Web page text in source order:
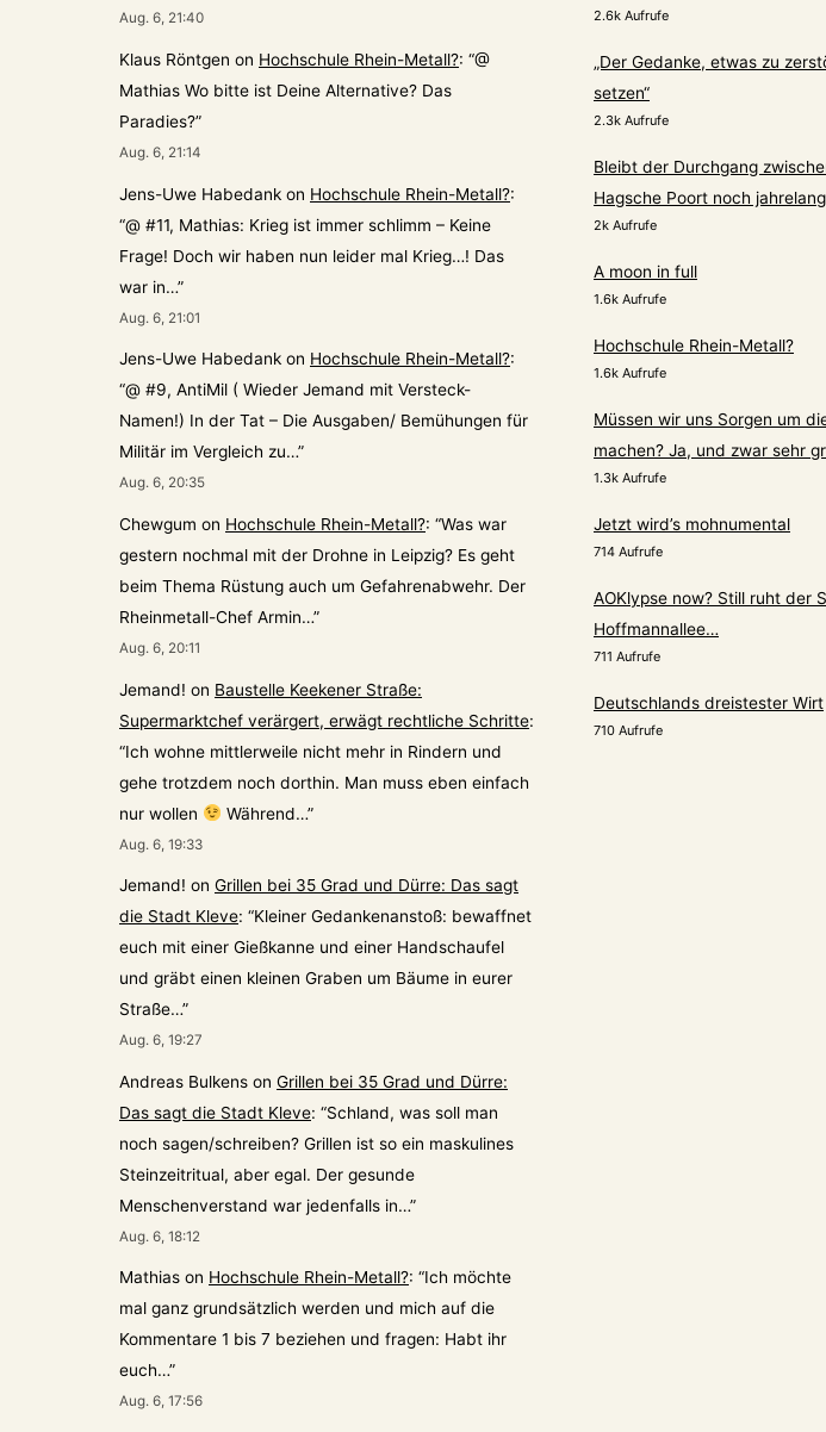
Aug. 6, 21:40
Klaus Röntgen on Hochschule Rhein-Metall?: “@
Mathias Wo bitte ist Deine Alternative? Das
Paradies?”
Aug. 6, 21:14
Jens-Uwe Habedank on Hochschule Rhein-Metall?:
“@ #11, Mathias: Krieg ist immer schlimm – Keine
Frage! Doch wir haben nun leider mal Krieg…! Das
war in…”
Aug. 6, 21:01
Jens-Uwe Habedank on Hochschule Rhein-Metall?:
“@ #9, AntiMil ( Wieder Jemand mit Versteck-
Namen!) In der Tat – Die Ausgaben/ Bemühungen für
Militär im Vergleich zu…”
Aug. 6, 20:35
Chewgum on Hochschule Rhein-Metall?: “Was war
gestern nochmal mit der Drohne in Leipzig? Es geht
beim Thema Rüstung auch um Gefahrenabwehr. Der
Rheinmetall-Chef Armin…”
Aug. 6, 20:11
Jemand! on Baustelle Keekener Straße:
Supermarktchef verärgert, erwägt rechtliche Schritte:
“Ich wohne mittlerweile nicht mehr in Rindern und
gehe trotzdem noch dorthin. Man muss eben einfach
nur wollen
Während…”
Aug. 6, 19:33
Jemand! on Grillen bei 35 Grad und Dürre: Das sagt
die Stadt Kleve: “Kleiner Gedankenanstoß: bewaffnet
euch mit einer Gießkanne und einer Handschaufel
und gräbt einen kleinen Graben um Bäume in eurer
Straße…”
Aug. 6, 19:27
Andreas Bulkens on Grillen bei 35 Grad und Dürre:
Das sagt die Stadt Kleve: “Schland, was soll man
noch sagen/schreiben? Grillen ist so ein maskulines
Steinzeitritual, aber egal. Der gesunde
Menschenverstand war jedenfalls in…”
Aug. 6, 18:12
Mathias on Hochschule Rhein-Metall?: “Ich möchte
mal ganz grundsätzlich werden und mich auf die
Kommentare 1 bis 7 beziehen und fragen: Habt ihr
euch…”
Aug. 6, 17:56
2.6k Aufrufe
„Der Gedanke, etwas zu
setzen“
2.3k Aufrufe
Bleibt der Durchgang
Hagsche Poort noch
2k Aufrufe
A moon in full
1.6k Aufrufe
Hochschule Rhein-Metall?
1.6k Aufrufe
Müssen wir uns Sorgen um
machen? Ja, und zwar sehr
1.3k Aufrufe
Jetzt wird’s mohnumental
714 Aufrufe
AOKlypse now? Still ruht der
Hoffmannallee…
711 Aufrufe
Deutschlands dreistester Wirt
710 Aufrufe